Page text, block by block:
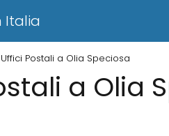
Italia
Uffici Postali a Olia Speciosa
a Olia